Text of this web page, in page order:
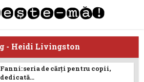
- Heidi Livingston
Fanni: seria de cărți pentru copii,
dedicată...